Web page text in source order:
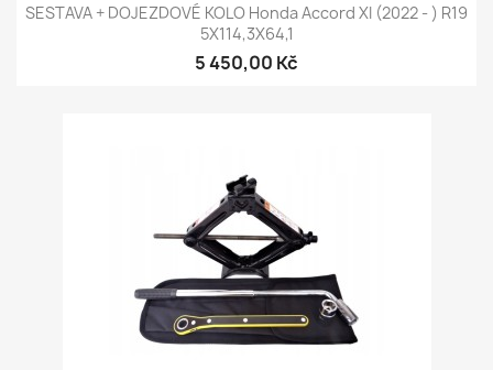
SESTAVA + DOJEZDOVÉ KOLO Honda Accord XI (2022 - ) R19
5X114,3X64,1
5 450,00 Kč